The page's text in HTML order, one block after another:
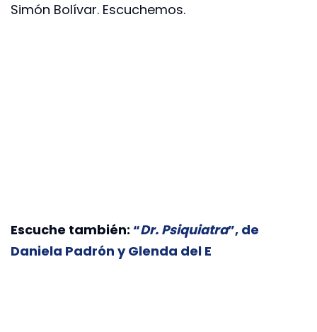
Simón Bolívar. Escuchemos.
Escuche también: “Dr. Psiquiatra”, de
Daniela Padrón y Glenda del E